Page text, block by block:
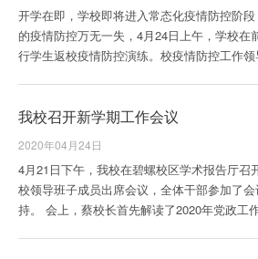
开学在即，学校即将进入常态化疫情防控阶
的疫情防控万无一失，4月24日上午，学校在
行学生返校疫情防控演练。校疫情防控工作
我校召开新学期工作会议
2020年04月24日
4月21日下午，我校在碧螺校区学术报告厅召
校领导班子成员出席会议，全体干部参加了
持。 会上，蔡校长首先解读了2020年党政工